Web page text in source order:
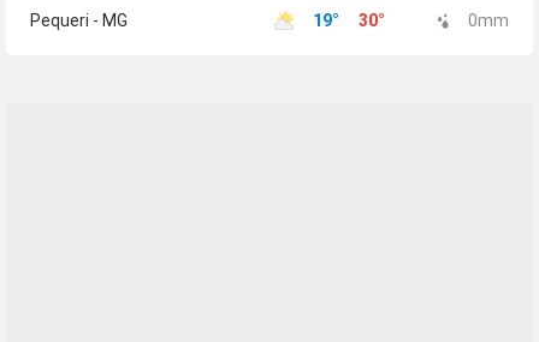
Pequeri - MG
19° 30° 0mm